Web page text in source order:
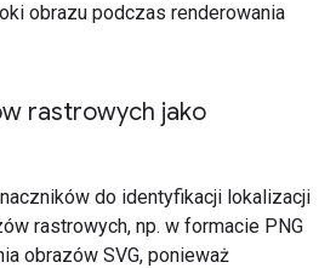
obrazu podczas renderowania
rastrowych jako
do identyfikacji lokalizacji
rastrowych, np. w formacie PNG
obrazów SVG, ponieważ